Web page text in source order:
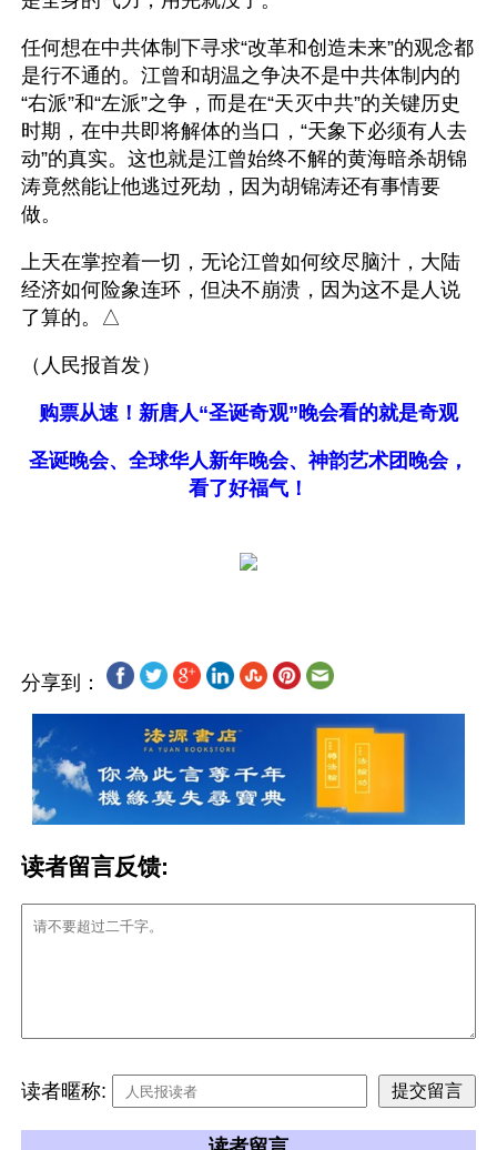
任何想在中共体制下寻求“改革和创造未来”的观念都
是行不通的。江曾和胡温之争决不是中共体制内的
“右派”和“左派”之争，而是在“天灭中共”的关键历史
时期，在中共即将解体的当口，“天象下必须有人去
动”的真实。这也就是江曾始终不解的黄海暗杀胡锦
涛竟然能让他逃过死劫，因为胡锦涛还有事情要
做。
上天在掌控着一切，无论江曾如何绞尽脑汁，大陆
经济如何险象连环，但决不崩溃，因为这不是人说
了算的。△
（人民报首发）
购票从速！新唐人“圣诞奇观”晚会看的就是奇观
圣诞晚会、全球华人新年晚会、神韵艺术团晚会，
看了好福气！
分享到：
读者留言反馈:
读者暱称: